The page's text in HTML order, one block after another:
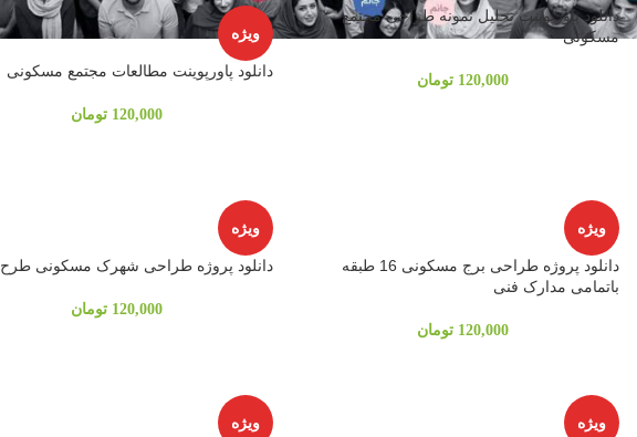
دانلود پاورپوینت تحلیل نمونه طراحی مجتمع
مسکونی
120,000 تومان
ویژه
دانلود پاورپوینت مطالعات مجتمع مسکونی
120,000 تومان
ویژه
دانلود پروژه طراحی برج مسکونی 16 طبقه
باتمامی مدارک فنی
120,000 تومان
ویژه
دانلود پروژه طراحی شهرک مسکونی طرح 5
120,000 تومان
ویژه ویژه